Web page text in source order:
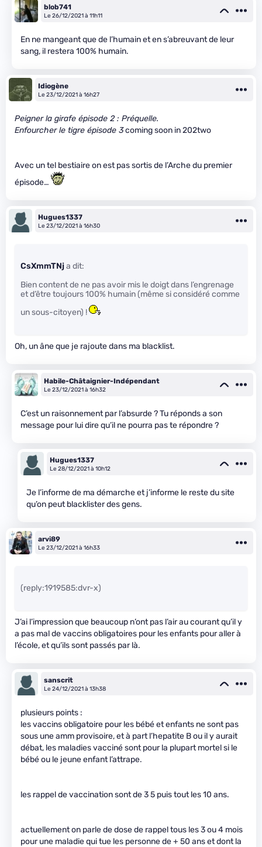
blob741
Le 26/12/2021 à 11h11
En ne mangeant que de l’humain et en s’abreuvant de leur
sang, il restera 100% humain.
Idiogène
Le 23/12/2021 à 16h27
Peigner la girafe épisode 2 : Préquelle.
Enfourcher le tigre épisode 3coming soon in 202two
Avec un tel bestiaire on est pas sortis de l’Arche du premier
épisode…
Hugues1337
Le 23/12/2021 à 16h30
CsXmmTNja dit:
Bien content de ne pas avoir mis le doigt dans l’engrenage
et d’être toujours 100% humain (même si considéré comme
un sous-citoyen) !
Oh, un âne que je rajoute dans ma blacklist.
Habile-Châtaignier-Indépendant
Le 23/12/2021 à 16h32
C’est un raisonnement par l’absurde ? Tu réponds a son
message pour lui dire qu’il ne pourra pas te répondre ?
Hugues1337
Le 28/12/2021 à 10h12
Je l’informe de ma démarche et j’informe le reste du site
qu’on peut blacklister des gens.
arvi89
Le 23/12/2021 à 16h33
(reply:1919585:dvr-x)
J’ai l’impression que beaucoup n’ont pas l’air au courant qu’il y
a pas mal de vaccins obligatoires pour les enfants pour aller à
l’école, et qu’ils sont passés par là.
sanscrit
Le 24/12/2021 à 13h38
plusieurs points :
les vaccins obligatoire pour les bébé et enfants ne sont pas
sous une amm provisoire, et à part l’hepatite B ou il y aurait
débat, les maladies vacciné sont pour la plupart mortel si le
bébé ou le jeune enfant l’attrape.
les rappel de vaccination sont de 3 5 puis tout les 10 ans.
actuellement on parle de dose de rappel tous les 3 ou 4 mois
pour une maladie qui tue les personne de + 50 ans et dont la